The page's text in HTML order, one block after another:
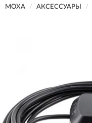
MOXA АКСЕССУАРЫ